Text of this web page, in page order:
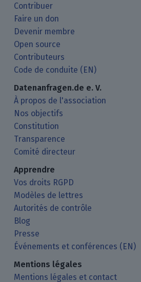
Contribuer
Faire un don
Devenir membre
Open source
Contributeurs
Code de conduite (EN)
Datenanfragen.de e. V.
À propos de l'association
Nos objectifs
Constitution
Transparence
Comité directeur
Apprendre
Vos droits RGPD
Modèles de lettres
Autorités de contrôle
Blog
Presse
Événements et conférences (EN)
Mentions légales
Mentions légales et contact